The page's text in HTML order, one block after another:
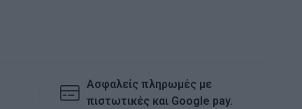
Ασφαλείς πληρωμές με
πιστωτικές και Google pay.